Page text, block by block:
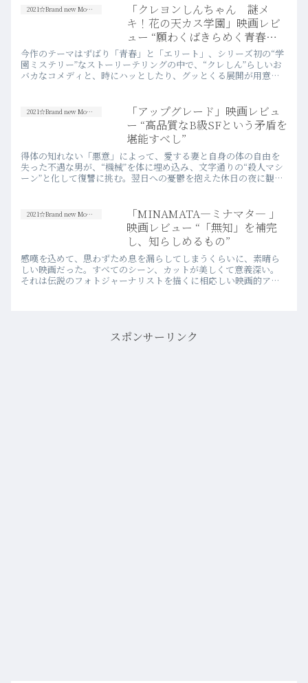
2021☆Brand new Movies
「クレヨンしんちゃん 謎メ
キ！花の天カス学園」映画レビ
ュー “願わくばきらめく青春の
日々を”
今作のテーマはずばり「青春」と「エリート」、シリーズ初の“学
園ミステリー”なストーリーテリングの中で、“クレしん”らしいお
バカなコメディと、時にハッとしたり、グッとくる展開が用意さ
2021☆Brand new Movies
「アップグレード」映画レビュ
ー “高品質なB級SFという矛盾を
堪能すべし”
得体の知れない「悪意」によって、愛する妻と自身の体の自由を
失った不遇な男が、“機械”を体に埋め込み、文字通りの“殺人マシ
ーン”と化して復讐に挑む。翌日への憂鬱を抱えた休日の夜に観る
2021☆Brand new Movies
「MINAMATA―ミナマタ― 」
映画レビュー “「無知」を補完
し、知らしめるもの”
感嘆を込めて、思わずため息を漏らしてしまうくらいに、素晴ら
しい映画だった。すべてのシーン、カットが美しくて意義深い。
それは伝説のフォトジャーナリストを描くに相応しい映画的アプ
スポンサーリンク